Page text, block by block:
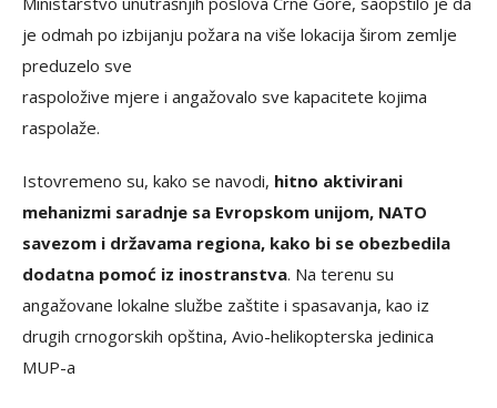
je odmah po izbijanju požara na više lokacija širom zemlje
preduzelo sve
raspoložive mjere i angažovalo sve kapacitete kojima
raspolaže.
Istovremeno su, kako se navodi, hitno aktivirani
mehanizmi saradnje sa Evropskom unijom, NATO
savezom i državama regiona, kako bi se obezbedila
dodatna pomoć iz inostranstva. Na terenu su
angažovane lokalne službe zaštite i spasavanja, kao iz
drugih crnogorskih opština, Avio-helikopterska jedinica
MUP-a